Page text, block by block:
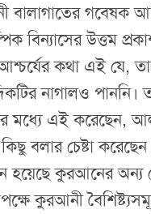
বালাগাতের গবেষক
বিন্যাসের উত্তম
কথা এই যে,
নাগালও পাননি।
মধ্যে এই করেছেন,
বলার চেষ্টা
হয়েছে কুরআনের অন্য
কুরআনী